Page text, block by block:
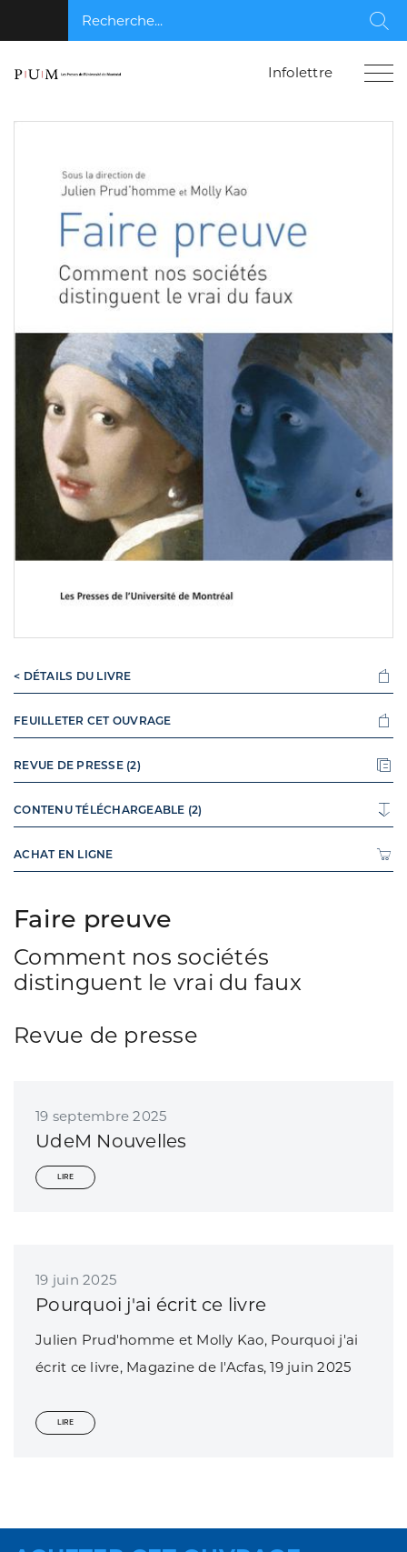
Recherche...
Infolettre
Faire preuve
Comment nos sociétés
distinguent le vrai du faux
Revue de presse
19 septembre 2025
UdeM Nouvelles
LIRE
19 juin 2025
Pourquoi j'ai écrit ce livre
Julien Prud'homme et Molly Kao, Pourquoi j'ai
écrit ce livre, Magazine de l'Acfas, 19 juin 2025
LIRE
< DÉTAILS DU LIVRE
FEUILLETER CET OUVRAGE
REVUE DE PRESSE (2)
CONTENU TÉLÉCHARGEABLE (2)
ACHAT EN LIGNE